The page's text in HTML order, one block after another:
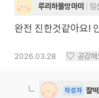
루리하똘망마미 임
완전 진한것같아요!
2026.03.28 공감해
작성자 찰